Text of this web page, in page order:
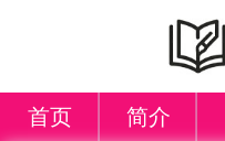
首页 简介